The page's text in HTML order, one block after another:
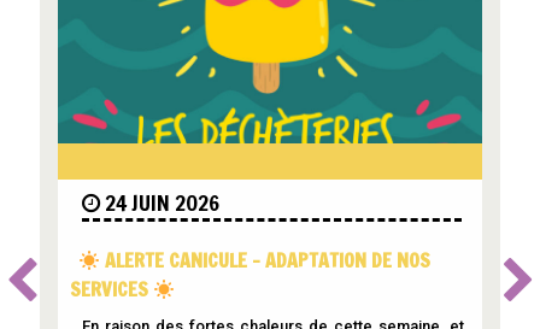
24 JUIN 2026
ALERTE CANICULE – ADAPTATION DE NOS
SERVICES